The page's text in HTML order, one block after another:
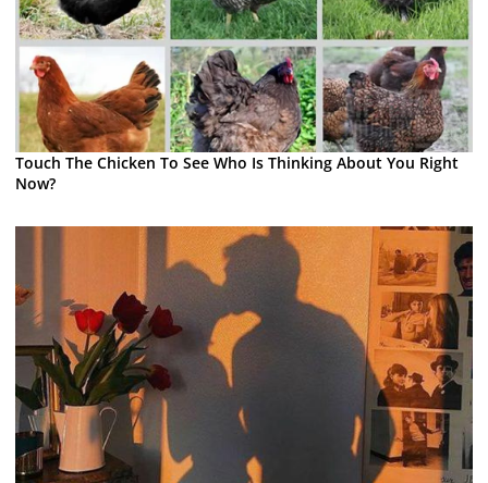
Touch The Chicken To See Who Is Thinking About You Right
Now?